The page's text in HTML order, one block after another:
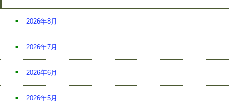
2026年8月
2026年7月
2026年6月
2026年5月